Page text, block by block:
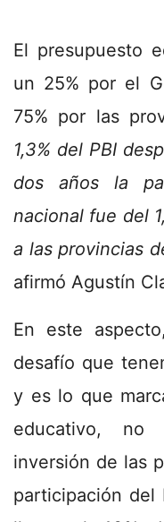
El presupuesto
un 25% por el
75% por las
1,3% del PBI
dos años la
nacional fue del
a las provincias
afirmó Agustín
En este
desafío que
y es lo que
educativo,
inversión de las
participación del